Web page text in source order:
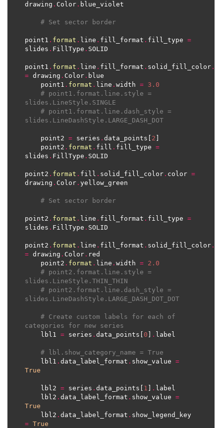
drawing . Color .
# Set sector border
point1 . format . line . fill_format . fill_type =
slides . FillType .
point1 . format . line . fill_format . solid_fill_color .
= drawing . Color .
    point1
. format . line . width = 3.0
# point1.format.line.style =
slides.LineStyle.SINGLE
# point1.format.line.dash_style =
slides.LineDashStyle.LARGE_DASH_DOT
    point2
= series . data_points[ 2
    point2
. format . fill . fill_type =
slides . FillType .
point2 . format . fill . solid_fill_color . color =
drawing . Color .
# Set sector border
point2 . format . line . fill_format . fill_type =
slides . FillType .
point2 . format . line . fill_format . solid_fill_color .
= drawing . Color .
    point2
. format . line . width = 2.0
# point2.format.line.style =
slides.LineStyle.THIN_THIN
# point2.format.line.dash_style =
slides.LineDashStyle.LARGE_DASH_DOT_DOT
# Create custom labels for each of
categories for new series
    lbl1
= series . data_points[ 0 .
# lbl.show_category_name = True
    lbl1
. data_label_format . show_value =
True
    lbl2
= series . data_points[ 1 .
    lbl2
. data_label_format . show_value =
True
    lbl2
. data_label_format .
= True